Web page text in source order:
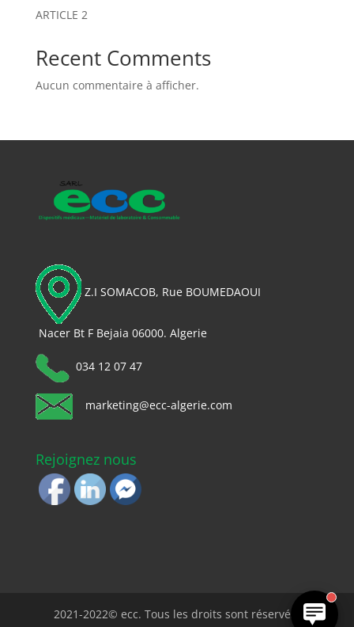
ARTICLE 2
Recent Comments
Aucun commentaire à afficher.
Z.I SOMACOB, Rue BOUMEDAOUI
Nacer Bt F Bejaia 06000. Algerie
034 12 07 47
marketing@ecc-algerie.com
Rejoignez nous
2021-2022© ecc. Tous les droits sont réservés.